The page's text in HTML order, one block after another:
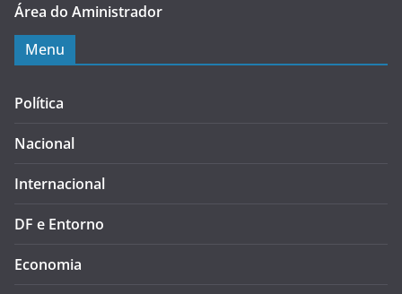
Área do Aministrador
Menu
Política
Nacional
Internacional
DF e Entorno
Economia